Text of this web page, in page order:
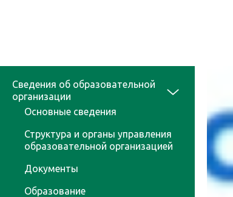
Сведения об образовательной
организации
Основные сведения
Структура и органы управления
образовательной организацией
Документы
Образование